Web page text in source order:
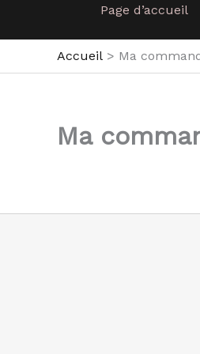
Page d’accueil
Accueil Ma
Ma